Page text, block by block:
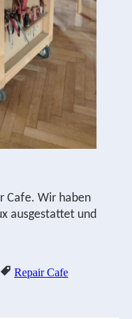
Cafe. Wir haben
ausgestattet und
Repair Cafe